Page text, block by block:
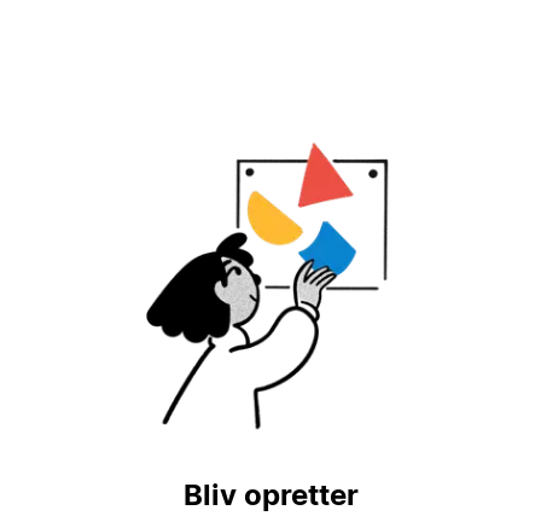
Bliv opretter